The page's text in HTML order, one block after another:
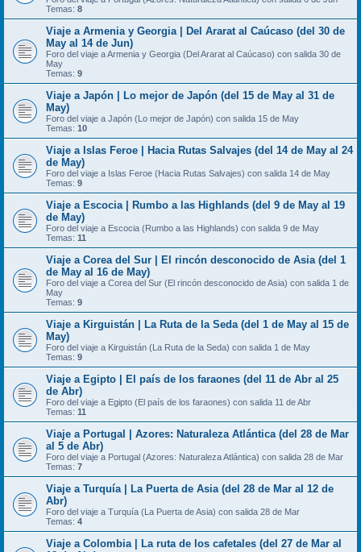
Temas: 8
Viaje a Armenia y Georgia | Del Ararat al Caúcaso (del 30 de
May al 14 de Jun)
Foro del viaje a Armenia y Georgia (Del Ararat al Caúcaso) con salida 30 de
May
Temas: 9
Viaje a Japón | Lo mejor de Japón (del 15 de May al 31 de
May)
Foro del viaje a Japón (Lo mejor de Japón) con salida 15 de May
Temas: 10
Viaje a Islas Feroe | Hacia Rutas Salvajes (del 14 de May al 24
de May)
Foro del viaje a Islas Feroe (Hacia Rutas Salvajes) con salida 14 de May
Temas: 9
Viaje a Escocia | Rumbo a las Highlands (del 9 de May al 19
de May)
Foro del viaje a Escocia (Rumbo a las Highlands) con salida 9 de May
Temas: 11
Viaje a Corea del Sur | El rincón desconocido de Asia (del 1
de May al 16 de May)
Foro del viaje a Corea del Sur (El rincón desconocido de Asia) con salida 1 de
May
Temas: 9
Viaje a Kirguistán | La Ruta de la Seda (del 1 de May al 15 de
May)
Foro del viaje a Kirguistán (La Ruta de la Seda) con salida 1 de May
Temas: 9
Viaje a Egipto | El país de los faraones (del 11 de Abr al 25
de Abr)
Foro del viaje a Egipto (El país de los faraones) con salida 11 de Abr
Temas: 11
Viaje a Portugal | Azores: Naturaleza Atlántica (del 28 de Mar
al 5 de Abr)
Foro del viaje a Portugal (Azores: Naturaleza Atlántica) con salida 28 de Mar
Temas: 7
Viaje a Turquía | La Puerta de Asia (del 28 de Mar al 12 de
Abr)
Foro del viaje a Turquía (La Puerta de Asia) con salida 28 de Mar
Temas: 4
Viaje a Colombia | La ruta de los cafetales (del 27 de Mar al